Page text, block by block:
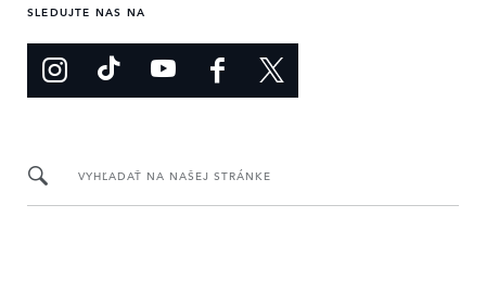
SLEDUJTE NAS NA
VYHĽADAŤ NA NAŠEJ STRÁNKE